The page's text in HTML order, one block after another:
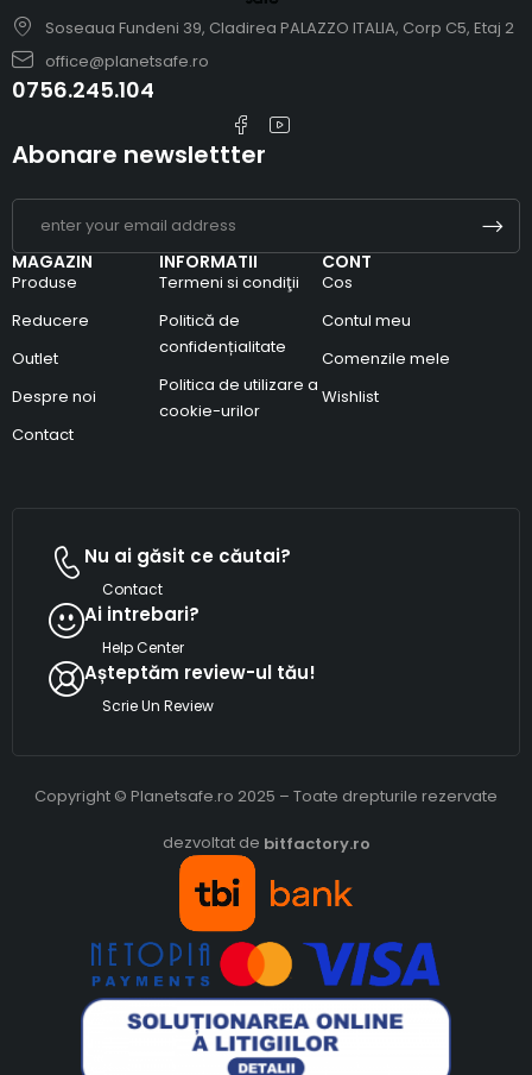
Soseaua Fundeni 39, Cladirea PALAZZO ITALIA, Corp C5, Etaj 2
office@planetsafe.ro
0756.245.104
MAGAZIN
Produse
Reducere
Outlet
Despre noi
Contact
INFORMATII
Termeni si condiţii
Politică de
confidențialitate
Politica de utilizare a
cookie-urilor
CONT
Cos
Contul meu
Comenzile mele
Wishlist
Abonare newslettter
Nu ai găsit ce căutai?
Contact
Ai intrebari?
Help Center
Așteptăm review-ul tău!
Scrie Un Review
Copyright © Planetsafe.ro 2025 – Toate drepturile rezervate
dezvoltat de bitfactory.ro